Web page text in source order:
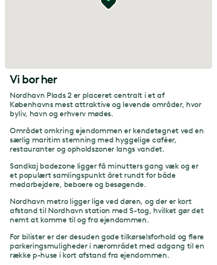
Vi bor her
Nordhavn Plads 2 er placeret centralt i et af
Københavns mest attraktive og levende områder, hvor
byliv, havn og erhverv mødes.
Området omkring ejendommen er kendetegnet ved en
særlig maritim stemning med hyggelige caféer,
restauranter og opholdszoner langs vandet.
Sandkaj badezone ligger få minutters gang væk og er
et populært samlingspunkt året rundt for både
medarbejdere, beboere og besøgende.
Nordhavn metro ligger lige ved døren, og der er kort
afstand til Nordhavn station med S-tog, hvilket gør det
nemt at komme til og fra ejendommen.
For bilister er der desuden gode tilkørselsforhold og flere
parkeringsmuligheder i nærområdet med adgang til en
række p-huse i kort afstand fra ejendommen.